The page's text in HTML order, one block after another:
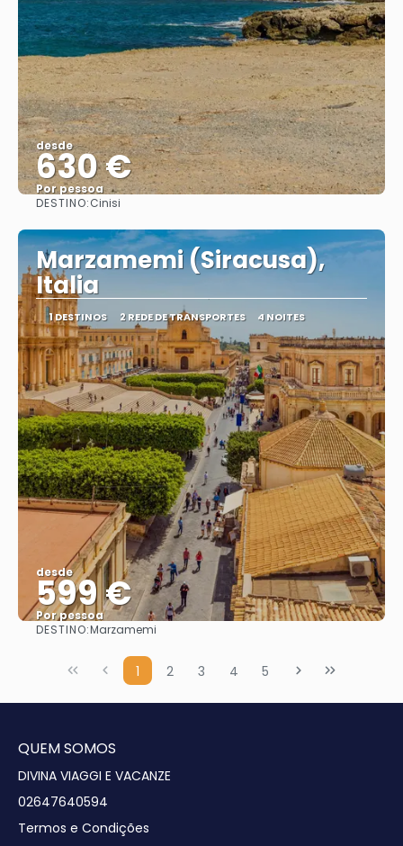
desde
630 €
Por pessoa
DESTINO:Cinisi
Marzamemi (Siracusa),
Italia
1 DESTINOS 2 REDE DE TRANSPORTES 4 NOITES
desde
599 €
Por pessoa
DESTINO:Marzamemi
1 2 3 4 5
QUEM SOMOS
DIVINA VIAGGI E VACANZE
02647640594
Termos e Condições